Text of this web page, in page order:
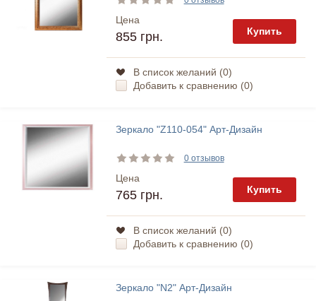
Цена
855 грн. Купить
В список желаний (0)
Добавить к сравнению (0)
Зеркало "Z110-054" Арт-Дизайн
0 отзывов
Цена
765 грн. Купить
В список желаний (0)
Добавить к сравнению (0)
Зеркало "N2" Арт-Дизайн